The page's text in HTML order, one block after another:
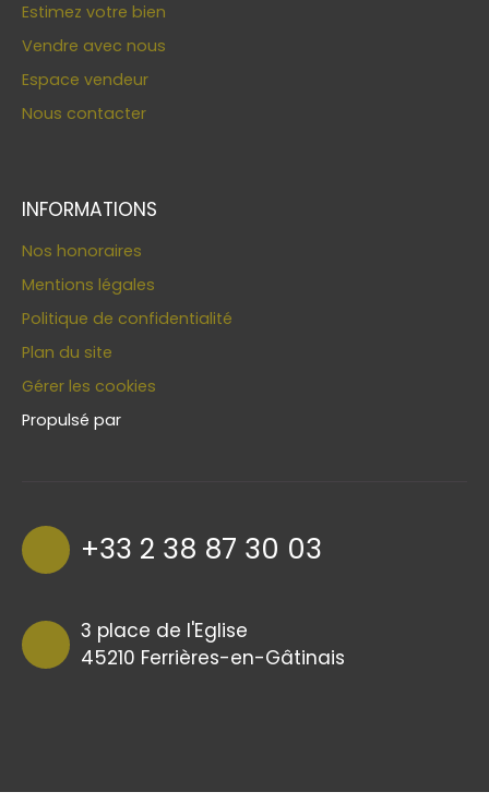
Estimez votre bien
Vendre avec nous
Espace vendeur
Nous contacter
INFORMATIONS
Nos honoraires
Mentions légales
Politique de confidentialité
Plan du site
Gérer les cookies
Propulsé par
+33 2 38 87 30 03
3 place de l'Eglise
45210 Ferrières-en-Gâtinais